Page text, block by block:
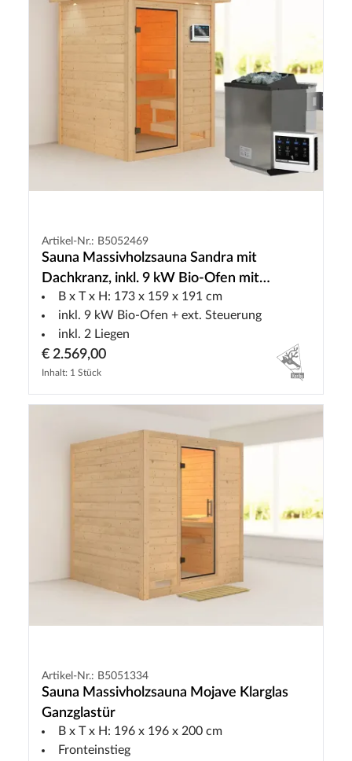
Artikel-Nr.: B5052469
Sauna Massivholzsauna Sandra mit
Dachkranz, inkl. 9 kW Bio-Ofen mit
externer Steuerung
B x T x H: 173 x 159 x 191 cm
inkl. 9 kW Bio-Ofen + ext. Steuerung
inkl. 2 Liegen
€ 2.569,00
Inhalt: 1 Stück
Artikel-Nr.: B5051334
Sauna Massivholzsauna Mojave Klarglas
Ganzglastür
B x T x H: 196 x 196 x 200 cm
Fronteinstieg